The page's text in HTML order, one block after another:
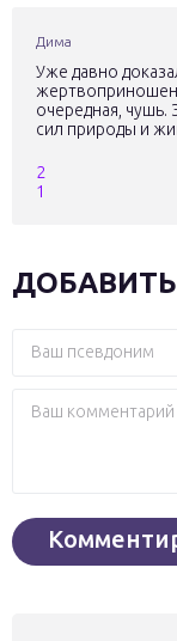
Дима
Уже давно
очередная, чушь.
сил природы и
2
1